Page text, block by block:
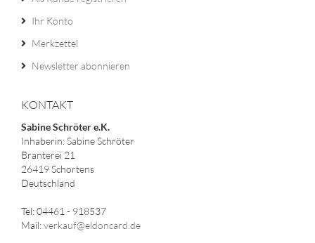
Ihr Konto
Merkzettel
Newsletter abonnieren
KONTAKT
Sabine Schröter e.K.
Inhaberin: Sabine Schröter
Branterei 21
26419 Schortens
Deutschland
Tel: 04461 - 918537
Mail:verkauf@eldoncard.de